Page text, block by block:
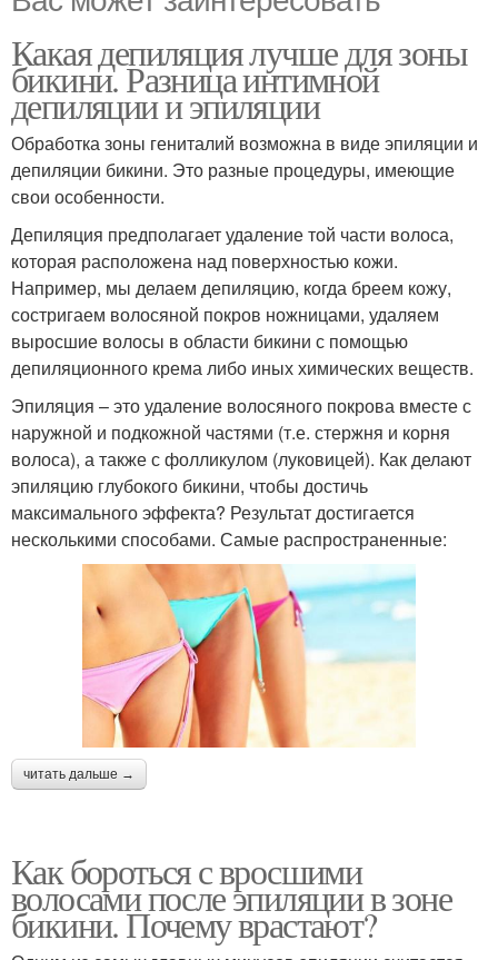
Какая депиляция лучше для зоны
бикини. Разница интимной
депиляции и эпиляции
Обработка зоны гениталий возможна в виде эпиляции и
депиляции бикини. Это разные процедуры, имеющие
свои особенности.
Депиляция предполагает удаление той части волоса,
которая расположена над поверхностью кожи.
Например, мы делаем депиляцию, когда бреем кожу,
состригаем волосяной покров ножницами, удаляем
выросшие волосы в области бикини с помощью
депиляционного крема либо иных химических веществ.
Эпиляция – это удаление волосяного покрова вместе с
наружной и подкожной частями (т.е. стержня и корня
волоса), а также с фолликулом (луковицей). Как делают
эпиляцию глубокого бикини, чтобы достичь
максимального эффекта? Результат достигается
несколькими способами. Самые распространенные:
читать дальше →
Как бороться с вросшими
волосами после эпиляции в зоне
бикини. Почему врастают?